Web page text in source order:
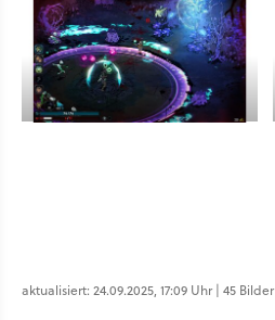
aktualisiert: 24.09.2025, 17:09 Uhr | 45 Bilder